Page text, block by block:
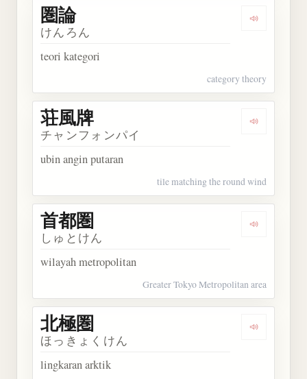
Dengarkan
圏論
けんろん
teori kategori
category theory
Dengarkan
荘風牌
チャンフォンパイ
ubin angin putaran
tile matching the round wind
Dengarkan
首都圏
しゅとけん
wilayah metropolitan
Greater Tokyo Metropolitan area
Dengarkan
北極圏
ほっきょくけん
lingkaran arktik